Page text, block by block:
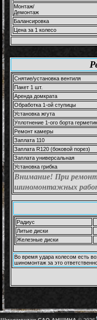
Монтаж/
Демонтаж
Балансировка
Цена за 1 колесо
Снятие/установка вентиля
Пакет 1 шт.
Аренда домкрата
Обработка 1-ой ступицы
Установка жгута
Уплотнение 1-ого борта
Ремонт камеры
Заплата 110
Заплата R120 (боковой порез)
Заплата универсальная
Установка грибка
Внимание! При
шиномонтажных работ
Радиус
Литые диски
Железные диски
Во время удара колесом есть
шиномонтаж за это